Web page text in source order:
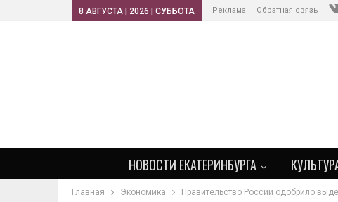
8 АВГУСТА | 2026 | СУББОТА Реклама Обратная связь
НОВОСТИ ЕКАТЕРИНБУРГА
Главная Экономика Правительство России одобрило